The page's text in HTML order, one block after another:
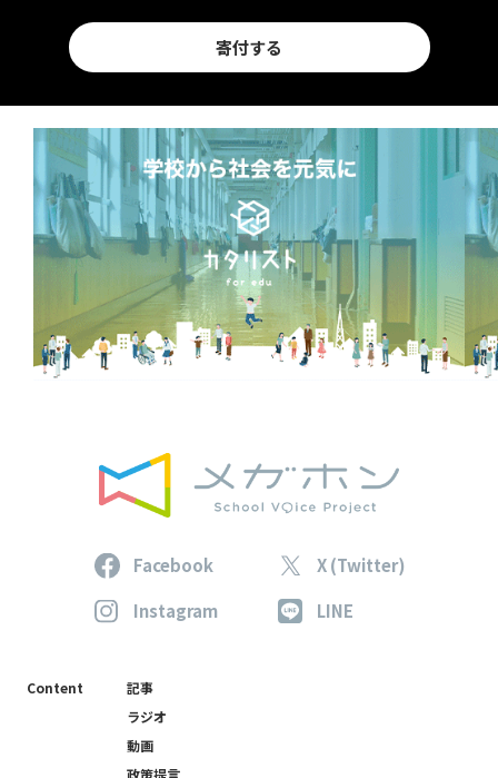
寄付する
Facebook
X (Twitter)
Instagram
LINE
Content
記事
ラジオ
動画
政策提言